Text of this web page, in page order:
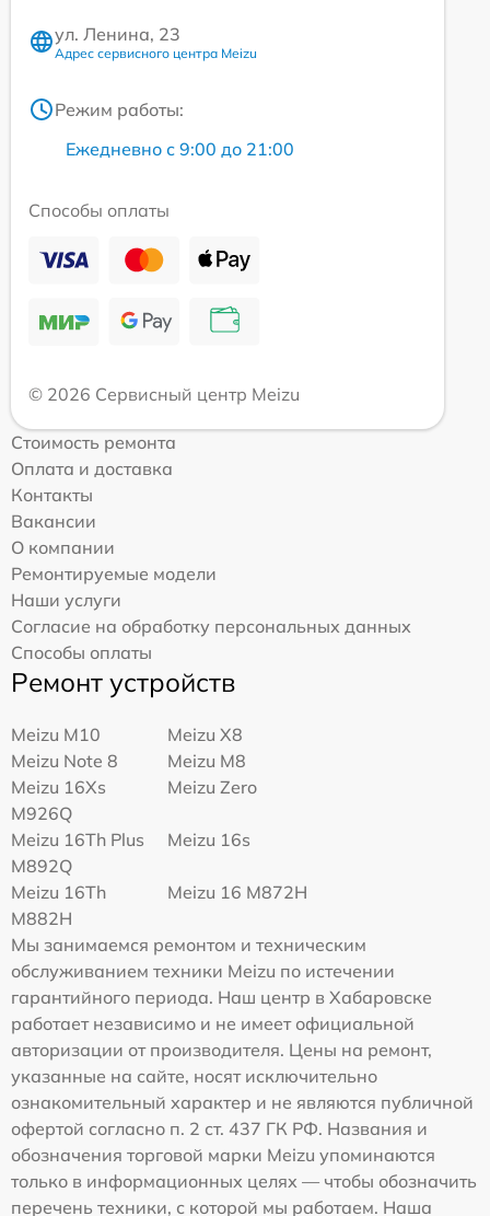
ул. Ленина, 23
Адрес сервисного центра Meizu
Режим работы:
Ежедневно с 9:00 до 21:00
Способы оплаты
© 2026 Сервисный центр Meizu
Стоимость ремонта
Оплата и доставка
Контакты
Вакансии
О компании
Ремонтируемые модели
Наши услуги
Согласие на обработку персональных данных
Способы оплаты
Ремонт устройств
Meizu M10
Meizu X8
Meizu Note 8
Meizu M8
Meizu 16Xs
M926Q
Meizu Zero
Meizu 16Th Plus
M892Q
Meizu 16s
Meizu 16Th
M882H
Meizu 16 M872H
Мы занимаемся ремонтом и техническим
обслуживанием техники Meizu по истечении
гарантийного периода. Наш центр в Хабаровске
работает независимо и не имеет официальной
авторизации от производителя. Цены на ремонт,
указанные на сайте, носят исключительно
ознакомительный характер и не являются публичной
офертой согласно п. 2 ст. 437 ГК РФ. Названия и
обозначения торговой марки Meizu упоминаются
только в информационных целях — чтобы обозначить
перечень техники, с которой мы работаем. Наша